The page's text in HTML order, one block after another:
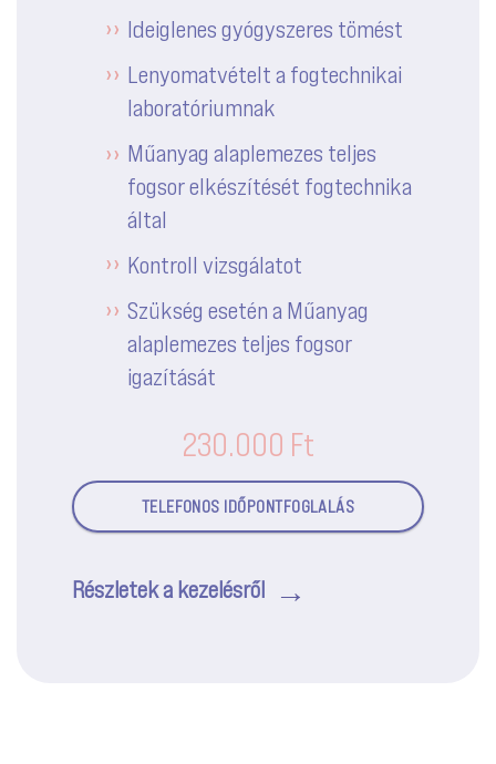
Ideiglenes gyógyszeres tömést
Lenyomatvételt a fogtechnikai
laboratóriumnak
Műanyag alaplemezes teljes
fogsor elkészítését fogtechnika
által
Kontroll vizsgálatot
Szükség esetén a Műanyag
alaplemezes teljes fogsor
igazítását
230.000 Ft
TELEFONOS IDŐPONTFOGLALÁS
Részletek a kezelésről